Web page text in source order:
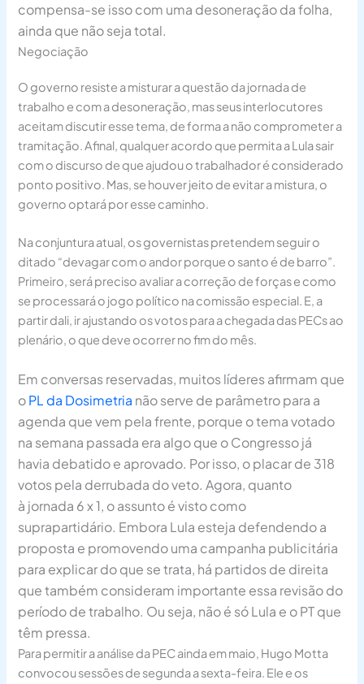
compensa-se isso com uma desoneração da folha,
ainda que não seja total.
Negociação
O governo resiste a misturar a questão da jornada de
trabalho e com a desoneração, mas seus interlocutores
aceitam discutir esse tema, de forma a não comprometer a
tramitação. Afinal, qualquer acordo que permita a Lula sair
com o discurso de que ajudou o trabalhador é considerado
ponto positivo. Mas, se houver jeito de evitar a mistura, o
governo optará por esse caminho.
Na conjuntura atual, os governistas pretendem seguir o
ditado “devagar com o andor porque o santo é de barro”.
Primeiro, será preciso avaliar a correção de forças e como
se processará o jogo político na comissão especial. E, a
partir dali, ir ajustando os votos para a chegada das PECs ao
plenário, o que deve ocorrer no fim do mês.
Em conversas reservadas, muitos líderes afirmam que
oPL da Dosimetria não serve de parâmetro para a
agenda que vem pela frente, porque o tema votado
na semana passada era algo que o Congresso já
havia debatido e aprovado. Por isso, o placar de 318
votos pela derrubada do veto. Agora, quanto
à jornada 6 x 1, o assunto é visto como
suprapartidário. Embora Lula esteja defendendo a
proposta e promovendo uma campanha publicitária
para explicar do que se trata, há partidos de direita
que também consideram importante essa revisão do
período de trabalho. Ou seja, não é só Lula e o PT que
têm pressa.
Para permitir a análise da PEC ainda em maio, Hugo Motta
convocou sessões de segunda a sexta-feira. Ele e os